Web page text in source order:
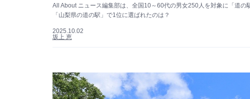
All About ニュース編集部は、全国10～60代の男女250人を対象に「道
「山梨県の道の駅」で1位に選ばれたのは？
2025.10.02
坂上 恵